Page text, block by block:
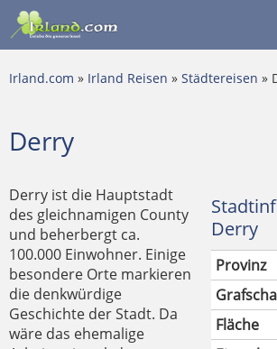
Irland.com » Irland Reisen » Städtereisen »
Derry
Derry ist die Hauptstadt
des gleichnamigen County
und beherbergt ca.
100.000 Einwohner. Einige
besondere Orte markieren
die denkwürdige
Geschichte der Stadt. Da
wäre das ehemalige
Derry
Provinz
Fläche